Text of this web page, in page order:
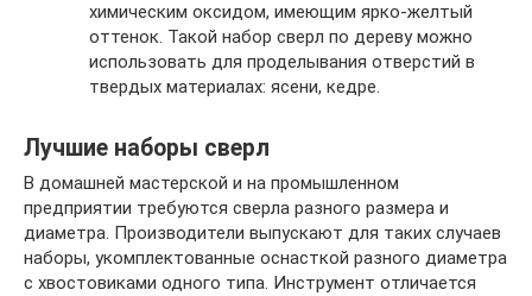
химическим оксидом, имеющим ярко-желтый
оттенок. Такой набор сверл по дереву можно
использовать для проделывания отверстий в
твердых материалах: ясени, кедре.
Лучшие наборы сверл
В домашней мастерской и на промышленном
предприятии требуются сверла разного размера и
диаметра. Производители выпускают для таких случаев
наборы, укомплектованные оснасткой разного диаметра
с хвостовиками одного типа. Инструмент отличается